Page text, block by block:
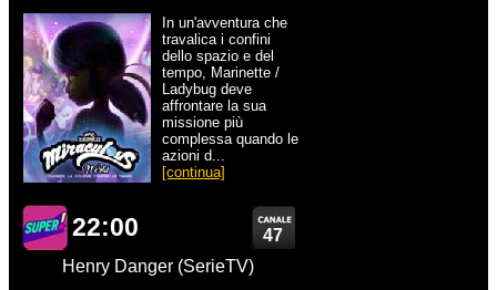
In un'avventura che
travalica i confini
dello spazio e del
tempo, Marinette /
Ladybug deve
affrontare la sua
missione più
complessa quando le
azioni d...
[continua]
22:00
47
Henry Danger (SerieTV)